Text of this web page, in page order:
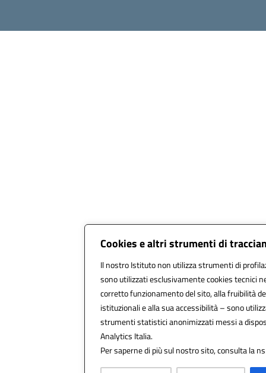
Cookies e altri strumenti di
Il nostro Istituto non utilizza strumenti di
sono utilizzati esclusivamente cookies tecnici
corretto funzionamento del sito, alla fruibilità
istituzionali e alla sua accessibilità – sono
strumenti statistici anonimizzati messi a
Analytics Italia.
Per saperne di più sul nostro sito, consulta la